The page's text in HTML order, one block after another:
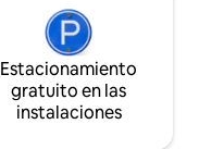
Estacionamiento
gratuito en las
instalaciones